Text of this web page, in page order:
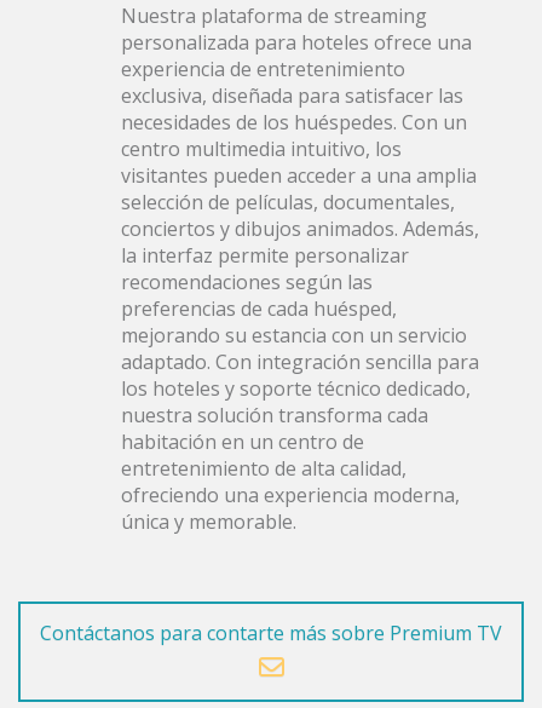
Nuestra plataforma de streaming
personalizada para hoteles ofrece una
experiencia de entretenimiento
exclusiva, diseñada para satisfacer las
necesidades de los huéspedes. Con un
centro multimedia intuitivo, los
visitantes pueden acceder a una amplia
selección de películas, documentales,
conciertos y dibujos animados. Además,
la interfaz permite personalizar
recomendaciones según las
preferencias de cada huésped,
mejorando su estancia con un servicio
adaptado. Con integración sencilla para
los hoteles y soporte técnico dedicado,
nuestra solución transforma cada
habitación en un centro de
entretenimiento de alta calidad,
ofreciendo una experiencia moderna,
única y memorable.
Contáctanos para contarte más sobre Premium TV